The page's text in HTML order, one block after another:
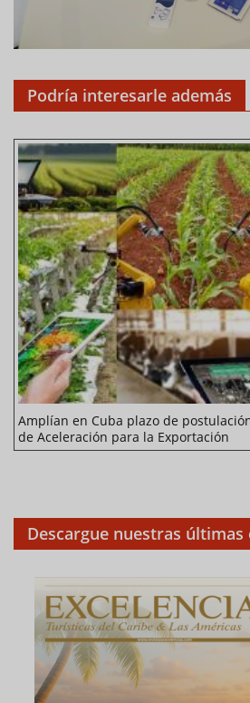
Podría interesarle además
Amplían en Cuba plazo de
de Aceleración para la Exportación
Descargue nuestras últimas